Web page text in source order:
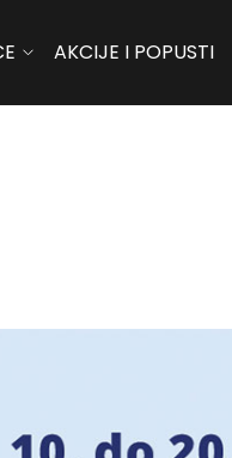
AKCIJE I POPUSTI